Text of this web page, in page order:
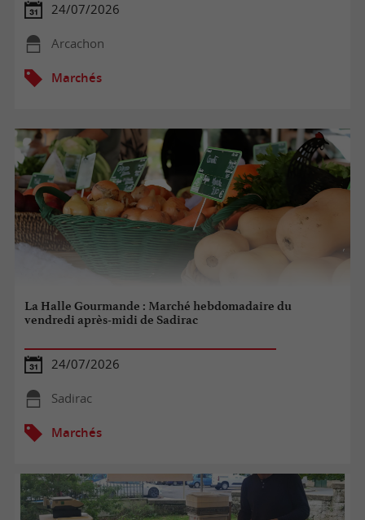
24/07/2026
Arcachon
Marchés
La Halle Gourmande : Marché hebdomadaire du
vendredi après-midi de Sadirac
24/07/2026
Sadirac
Marchés